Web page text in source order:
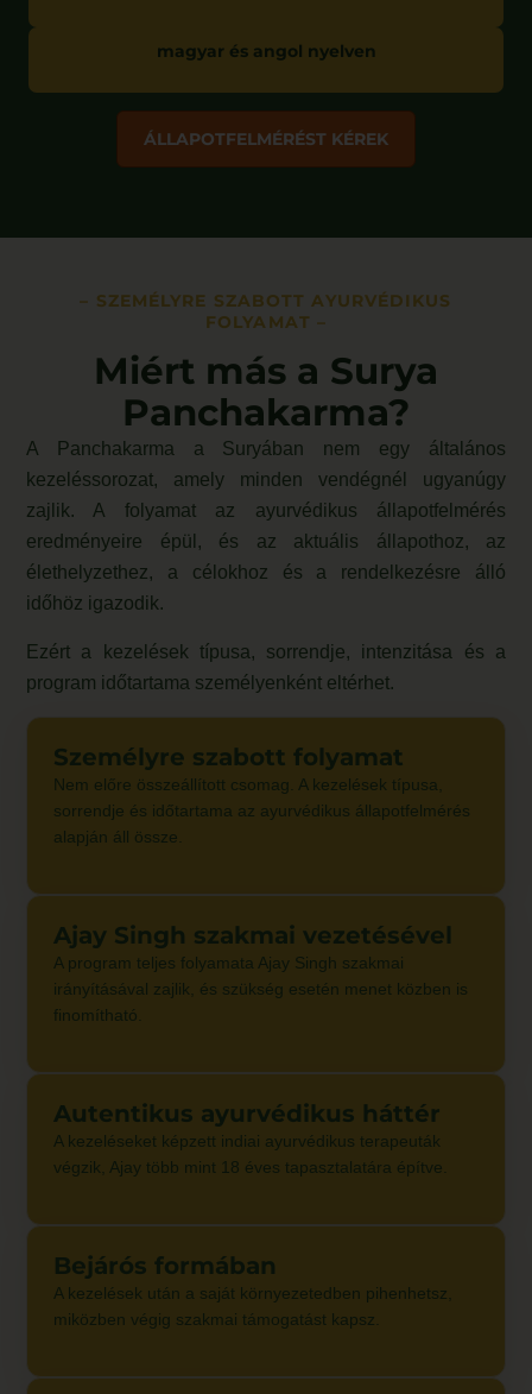
magyar és angol nyelven
ÁLLAPOTFELMÉRÉST KÉREK
– SZEMÉLYRE SZABOTT AYURVÉDIKUS
FOLYAMAT –
Miért más a Surya
Panchakarma?
A Panchakarma a Suryában nem egy általános
kezeléssorozat, amely minden vendégnél ugyanúgy
zajlik. A folyamat az ayurvédikus állapotfelmérés
eredményeire épül, és az aktuális állapothoz, az
élethelyzethez, a célokhoz és a rendelkezésre álló
időhöz igazodik.
Ezért a kezelések típusa, sorrendje, intenzitása és a
program időtartama személyenként eltérhet.
Személyre szabott folyamat
Nem előre összeállított csomag. A kezelések típusa,
sorrendje és időtartama az ayurvédikus állapotfelmérés
alapján áll össze.
Ajay Singh szakmai vezetésével
A program teljes folyamata Ajay Singh szakmai
irányításával zajlik, és szükség esetén menet közben is
finomítható.
Autentikus ayurvédikus háttér
A kezeléseket képzett indiai ayurvédikus terapeuták
végzik, Ajay több mint 18 éves tapasztalatára építve.
Bejárós formában
A kezelések után a saját környezetedben pihenhetsz,
miközben végig szakmai támogatást kapsz.